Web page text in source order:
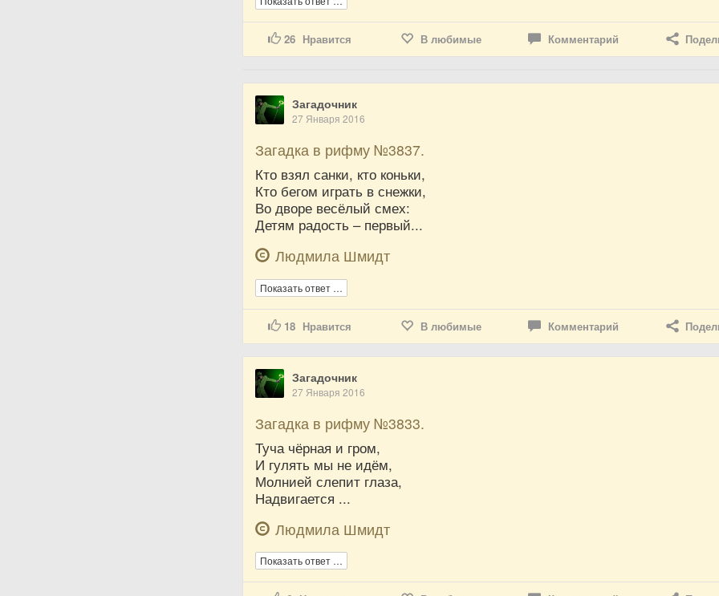
26 Нравится В любимые Комментарий
Загадочник
27 Января 2016
Загадка в рифму №3837.
Кто взял санки, кто коньки,
Кто бегом играть в снежки,
Во дворе весёлый смех:
Детям радость – первый...
Людмила Шмидт
Показать ответ …
18 Нравится В любимые Комментарий
Загадочник
27 Января 2016
Загадка в рифму №3833.
Туча чёрная и гром,
И гулять мы не идём,
Молнией слепит глаза,
Надвигается ...
Людмила Шмидт
Показать ответ …